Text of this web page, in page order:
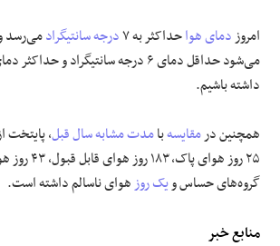
امروزدمای هواحداکثر به ۷ درجه سانتیگرادمی‌رسد
داشته باشیم.
همچنین درمقایسهبامدت مشابه سال قبل، پایتخت
۲۵ روز هوای
گروه‌های حساس ویک روزهوای ناسالم داشته است.
منابع خبر